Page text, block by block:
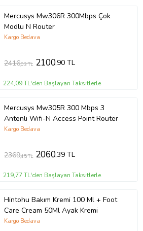
Mercusys Mw306R 300Mbps Çok
Modlu N Router
Kargo Bedava
2416,03 TL 2100,90 TL
224,09 TL'den Başlayan Taksitlerle
Mercusys Mw305R 300 Mbps 3
Antenli Wifi-N Access Point Router
Kargo Bedava
2369,45 TL 2060,39 TL
219,77 TL'den Başlayan Taksitlerle
Hintohu Bakım Kremi 100 Ml + Foot
Care Cream 50Ml Ayak Kremi
Kargo Bedava